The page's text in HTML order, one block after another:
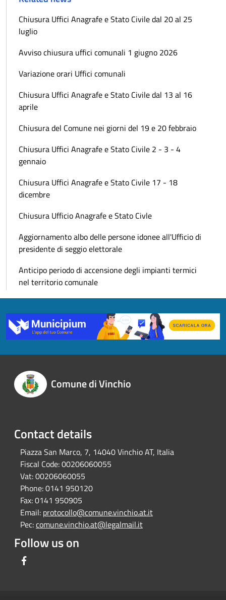
Chiusura Uffici Anagrafe e Stato Civile dal 20 al 25
luglio
Avviso chiusura uffici comunali 1 giugno 2026
Variazione orari Uffici comunali
Chiusura Uffici Anagrafe e Stato Civile dal 13 al 16
aprile
Chiusura del Comune nei giorni del 19 e 20 febbraio
Chiusura Uffici Anagrafe e Stato Civile 2 - 3 - 4
gennaio
Chiusura Uffici Anagrafe e Stato Civile 17 - 18
dicembre
Chiusura Ufficio Anagrafe e Stato Civle
Aggiornamento albo delle persone idonee all'Ufficio di
presidente di seggio elettorale
Anticipo periodo di accensione degli impianti termici
nel territorio comunale
Comune di Vinchio
Contact details
Piazza San Marco, 7, 14040 Vinchio AT, Italia
Fiscal Code:00206060055
Vat:00206060055
Phone:0141 950120
Fax:0141 950905
Email: protocollo@comune.vinchio.at.it
Pec:comune.vinchio.at@legalmail.it
Follow us on